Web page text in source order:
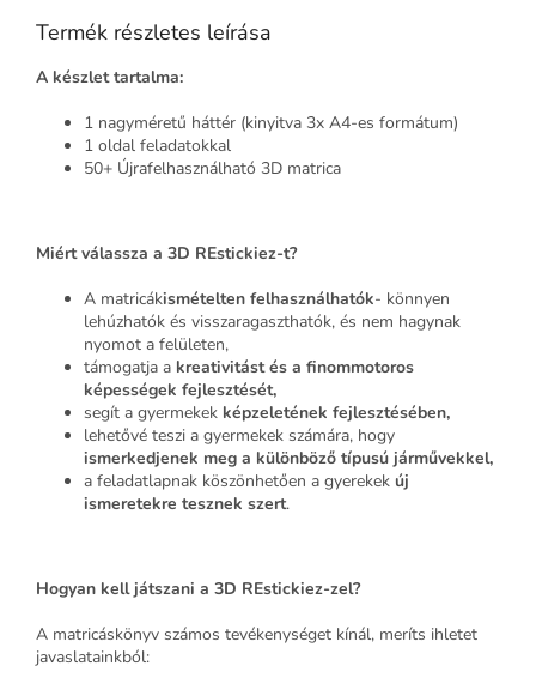
Termék részletes leírása
A készlet tartalma:
1 nagyméretű háttér (kinyitva 3x A4-es formátum)
1 oldal feladatokkal
50+ Újrafelhasználható 3D matrica
Miért válassza a 3D REstickiez-t?
A matricákismételten felhasználhatók- könnyen
lehúzhatók és visszaragaszthatók, és nem hagynak
nyomot a felületen,
támogatja a kreativitást és a finommotoros
képességek fejlesztését,
segít a gyermekek képzeletének fejlesztésében,
lehetővé teszi a gyermekek számára, hogy
ismerkedjenek meg a különböző típusú járművekkel,
a feladatlapnak köszönhetően a gyerekek új
ismeretekre tesznek szert.
Hogyan kell játszani a 3D REstickiez-zel?
A matricáskönyv számos tevékenységet kínál, meríts ihletet
javaslatainkból: